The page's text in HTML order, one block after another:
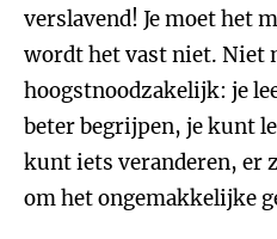
verslavend! Je moet het
wordt het vast niet. Niet
hoogstnoodzakelijk: je
beter begrijpen, je kunt
kunt iets veranderen, er
om het ongemakkelijke